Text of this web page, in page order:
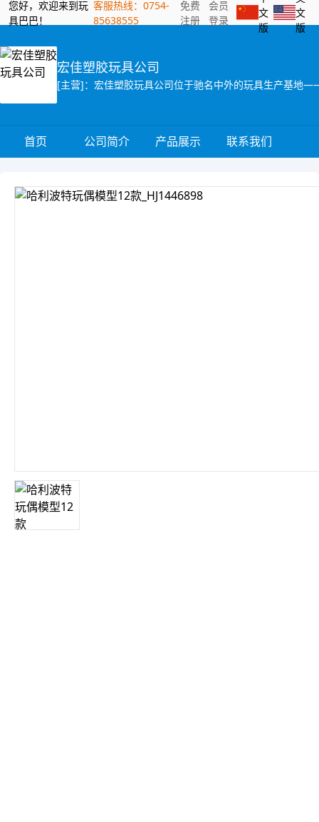
您好，欢迎来到玩
具巴巴！
客服热线：0754-
85638555
免费
注册
会员
登录
文
版
文
版
宏佳塑胶玩具公司
首页 公司简介 产品展示 联系我们